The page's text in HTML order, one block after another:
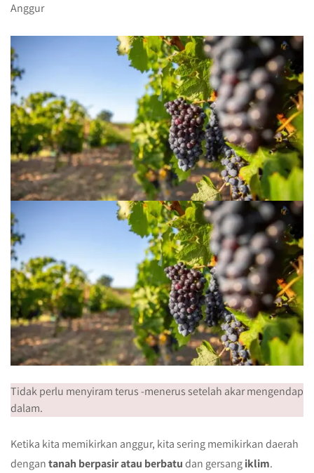
Anggur
Tidak perlu menyiram terus -menerus setelah akar mengendap
dalam.
Ketika kita memikirkan anggur, kita sering memikirkan daerah
dengantanah berpasir atau berbatudan gersangiklim.